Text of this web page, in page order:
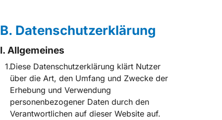
B. Datenschutzerklärung
I. Allgemeines
Diese Datenschutzerklärung klärt Nutzer
über die Art, den Umfang und Zwecke der
Erhebung und Verwendung
personenbezogener Daten durch den
Verantwortlichen auf dieser Website auf.